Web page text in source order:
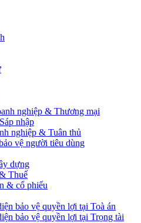
nghiệp & Thương mại
nhập
nghiệp & Tuân thủ
vệ người tiêu dùng
dựng
Thuế
& cổ phiếu
bảo vệ quyền lợi tại Toà án
bảo vệ quyền lợi tại Trọng tài